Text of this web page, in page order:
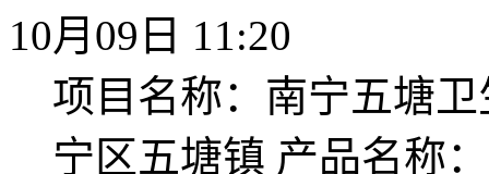
10月09日 11:20
项目名称：南宁五塘
宁区五塘镇 产品名称